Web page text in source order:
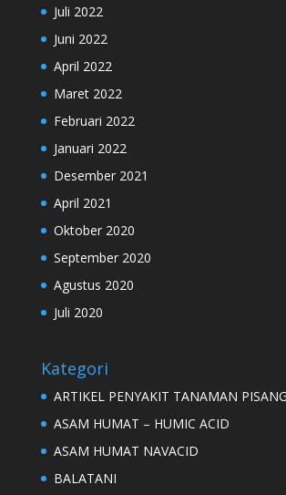
Juli 2022
Juni 2022
April 2022
Maret 2022
Februari 2022
Januari 2022
Desember 2021
April 2021
Oktober 2020
September 2020
Agustus 2020
Juli 2020
Kategori
ARTIKEL PENYAKIT TANAMAN PISANG
ASAM HUMAT – HUMIC ACID
ASAM HUMAT NAVACID
BALATANI